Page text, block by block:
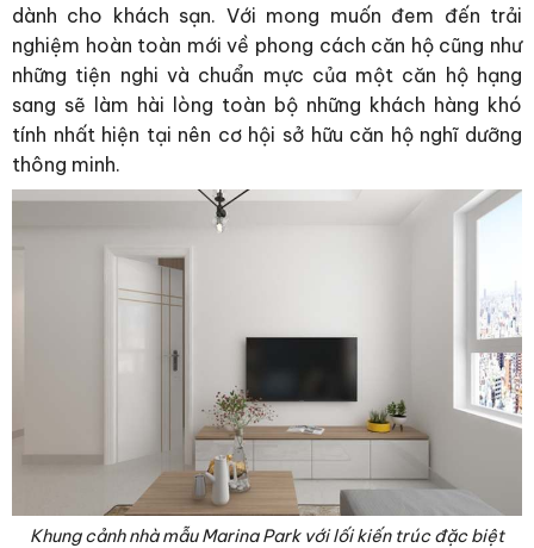
dành cho khách sạn. Với mong muốn đem đến trải
nghiệm hoàn toàn mới về phong cách căn hộ cũng như
những tiện nghi và chuẩn mực của một căn hộ hạng
sang sẽ làm hài lòng toàn bộ những khách hàng khó
tính nhất hiện tại nên cơ hội sở hữu căn hộ nghĩ dưỡng
thông minh.
Khung cảnh nhà mẫu Marina Park với lối kiến trúc đặc biệt